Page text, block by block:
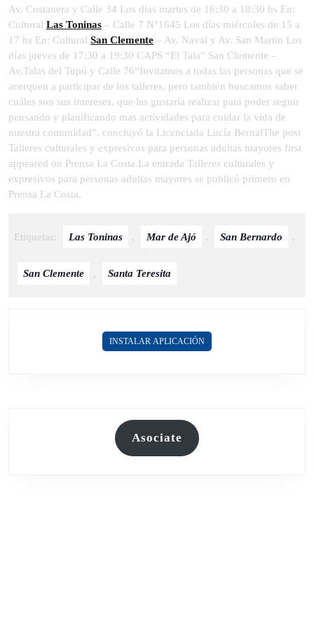
Av. Costanera y Calle 34 Los días martes de 16:30 a 18:30 hs En:
Cultural Las Toninas – Calle 7 N°1645 Los días miércoles de 15 a
17 hs En: Cultural San Clemente – Av. Naval y Av. San Martin Los
días jueves de 17:30 a 19:30 CAPS “El Tala” San Clemente –
Av.Talas del Tupú y Calle 76“Invitamos a todas las personas que se
acerquen a participar de los talleres, pero también buscamos saber
cuáles son sus intereses, que les gustaría realizar para poder seguir
pensando y planificando mas actividades para cuidar la vida de
nuestra comunidad”, concluyó la Licenciada Lucía BernalThe post
Talleres culturales y expresivos para personas adultas mayores first
appeared on Prensa La Costa.La entrada Talleres culturales y
expresivos para personas adultas mayores se publicó primero en
Prensa La Costa.
Etiquetas: Las Toninas , Mar de Ajó , San Bernardo ,
San Clemente , Santa Teresita
INSTALAR APLICACIÓN
Asociate